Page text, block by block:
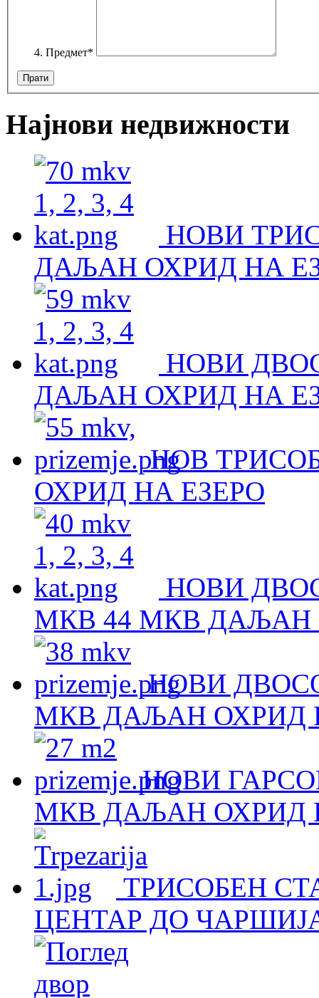
Предмет*
Најнови недвижности
НОВИ
ДАЉАН ОХРИД НА
НОВИ
ДАЉАН ОХРИД НА
НОВ
ОХРИД НА ЕЗЕРО
НОВИ
МКВ 44 МКВ ДАЉАН
НОВИ
МКВ ДАЉАН ОХРИД
НОВИ
МКВ ДАЉАН ОХРИД
ТРИСОБЕН
ЦЕНТАР ДО